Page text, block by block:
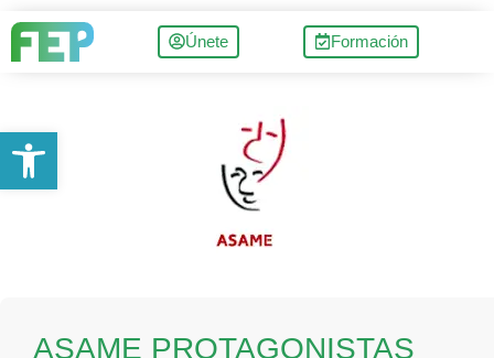
Únete Formación
ASAME PROTAGONISTAS
Abrir barra de herramientas